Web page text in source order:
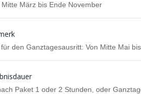
Mitte März bis Ende November
den Ganztagesausritt: Von Mitte Mai
Paket 1 oder 2 Stunden, oder